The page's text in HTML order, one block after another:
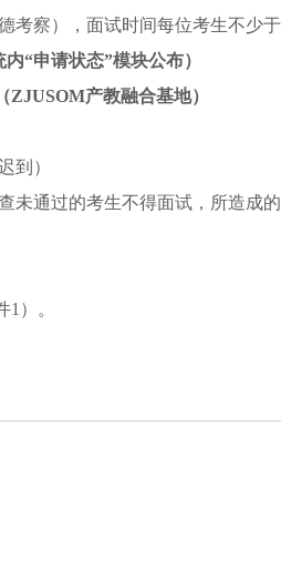
考察），面试时间每位考生不少于
“申请状态”模块公布）
（ZJUSOM产教融合基地）
到）
未通过的考生不得面试，所造成
1 ）。